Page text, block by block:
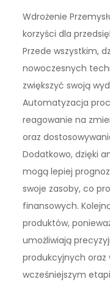
Wdrożenie
korzyści dla
Przede wszystkim,
nowoczesnych
zwiększyć swoją
Automatyzacja
reagowanie na
oraz
Dodatkowo, dzięki
mogą lepiej
swoje zasoby, co
finansowych.
produktów,
umożliwiają
produkcyjnych oraz
wcześniejszym